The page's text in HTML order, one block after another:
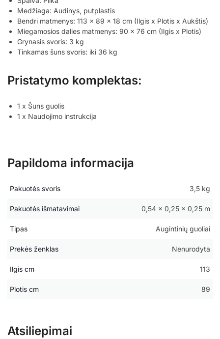
Medžiaga: Audinys, putplastis
Bendri matmenys: 113 x 89 x 18 cm (Ilgis x Plotis x Aukštis)
Miegamosios dalies matmenys: 90 x 76 cm (Ilgis x Plotis)
Grynasis svoris: 3 kg
Tinkamas šuns svoris: iki 36 kg
Pristatymo komplektas:
1 x Šuns guolis
1 x Naudojimo instrukcija
Papildoma informacija
Pakuotės svoris 3,5 kg
Pakuotės išmatavimai 0,54 × 0,25 × 0,25 m
Tipas Augintinių guoliai
Prekės ženklas Nenurodyta
Ilgis cm 113
Plotis cm 89
Atsiliepimai